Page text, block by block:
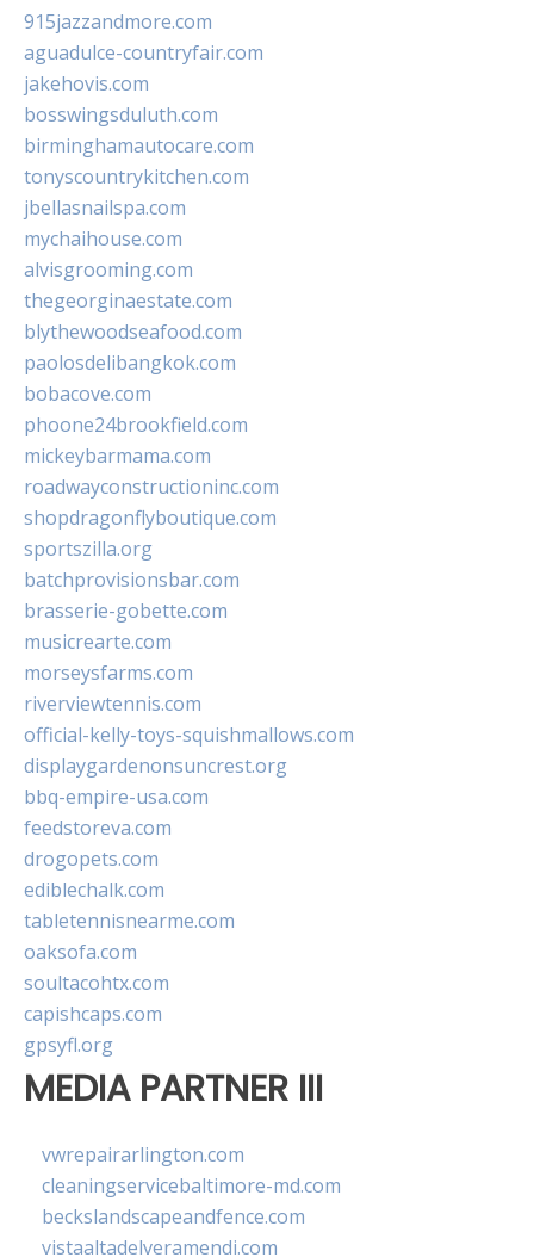
915jazzandmore.com
aguadulce-countryfair.com
jakehovis.com
bosswingsduluth.com
birminghamautocare.com
tonyscountrykitchen.com
jbellasnailspa.com
mychaihouse.com
alvisgrooming.com
thegeorginaestate.com
blythewoodseafood.com
paolosdelibangkok.com
bobacove.com
phoone24brookfield.com
mickeybarmama.com
roadwayconstructioninc.com
shopdragonflyboutique.com
sportszilla.org
batchprovisionsbar.com
brasserie-gobette.com
musicrearte.com
morseysfarms.com
riverviewtennis.com
official-kelly-toys-squishmallows.com
displaygardenonsuncrest.org
bbq-empire-usa.com
feedstoreva.com
drogopets.com
ediblechalk.com
tabletennisnearme.com
oaksofa.com
soultacohtx.com
capishcaps.com
gpsyfl.org
MEDIA PARTNER III
vwrepairarlington.com
cleaningservicebaltimore-md.com
beckslandscapeandfence.com
vistaaltadelveramendi.com